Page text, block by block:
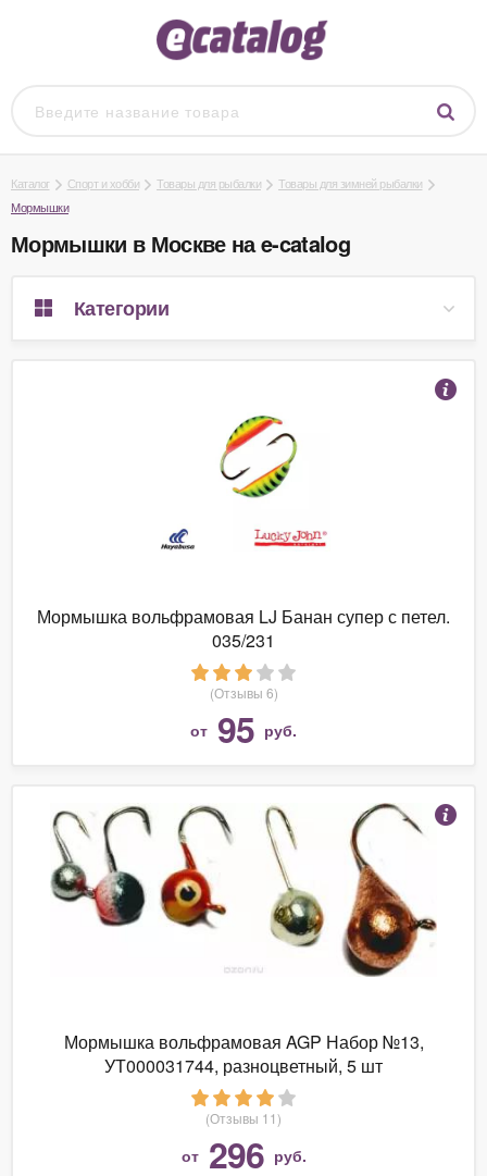
Каталог Спорт и хобби Товары для рыбалки
Товары для зимней рыбалки
Мормышки
Мормышки в Москве на e-catalog
Категории
Мормышка вольфрамовая LJ Банан супер с петел.
035/231
(Отзывы 6)
от 95 руб.
Мормышка вольфрамовая AGP Набор №13,
УТ000031744, разноцветный, 5 шт
(Отзывы 11)
от 296 руб.